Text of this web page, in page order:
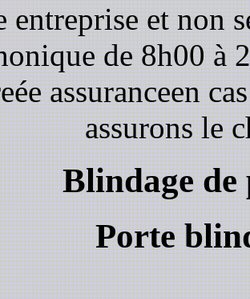
entreprise et non
de 8h00 à
assuranceen
assurons le
Blindage de
Porte